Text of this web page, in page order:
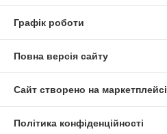
Графік роботи
Повна версія сайту
Сайт створено на маркетплейсі
Політика конфіденційності